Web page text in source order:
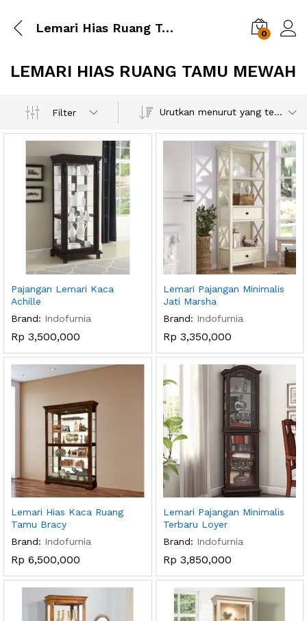
Lemari Hias Ruang Tamu Mewah 0
LEMARI HIAS RUANG TAMU MEWAH
Filter Urutkan menurut yang terbaru
Pajangan Lemari Kaca
Achille
Brand: Indofurnia
Rp 3,500,000
Lemari Pajangan Minimalis
Jati Marsha
Brand: Indofurnia
Rp 3,350,000
Lemari Hias Kaca Ruang
Tamu Bracy
Brand: Indofurnia
Rp 6,500,000
Lemari Pajangan Minimalis
Terbaru Loyer
Brand: Indofurnia
Rp 3,850,000